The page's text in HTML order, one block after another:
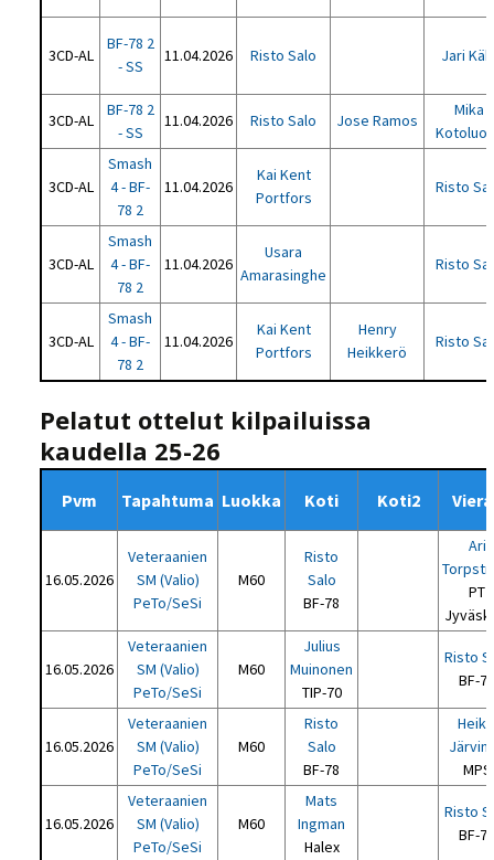
3CD-AL
BF-78 2
- SS
11.04.2026 Risto Salo Jari
3CD-AL
BF-78 2
- SS
11.04.2026 Risto Salo Jose Ramos
Mika
3CD-AL
Smash
4 - BF-
78 2
11.04.2026
Kai Kent
Portfors
Risto
3CD-AL
Smash
4 - BF-
78 2
11.04.2026
Usara
Amarasinghe
Risto
3CD-AL
Smash
4 - BF-
78 2
11.04.2026
Kai Kent
Portfors
Henry
Heikkerö
Risto
Pelatut ottelut kilpailuissa
kaudella 25-26
Pvm Tapahtuma Luokka Koti Koti2
16.05.2026
Veteraanien
SM (Valio)
PeTo/SeSi
M60
Risto
Salo
BF-78
Ari
PT
16.05.2026
Veteraanien
SM (Valio)
PeTo/SeSi
M60
Julius
Muinonen
TIP-70
Risto
BF-
16.05.2026
Veteraanien
SM (Valio)
PeTo/SeSi
M60
Risto
Salo
BF-78
MPS
16.05.2026
Veteraanien
SM (Valio)
PeTo/SeSi
M60
Mats
Ingman
Halex
Risto
BF-